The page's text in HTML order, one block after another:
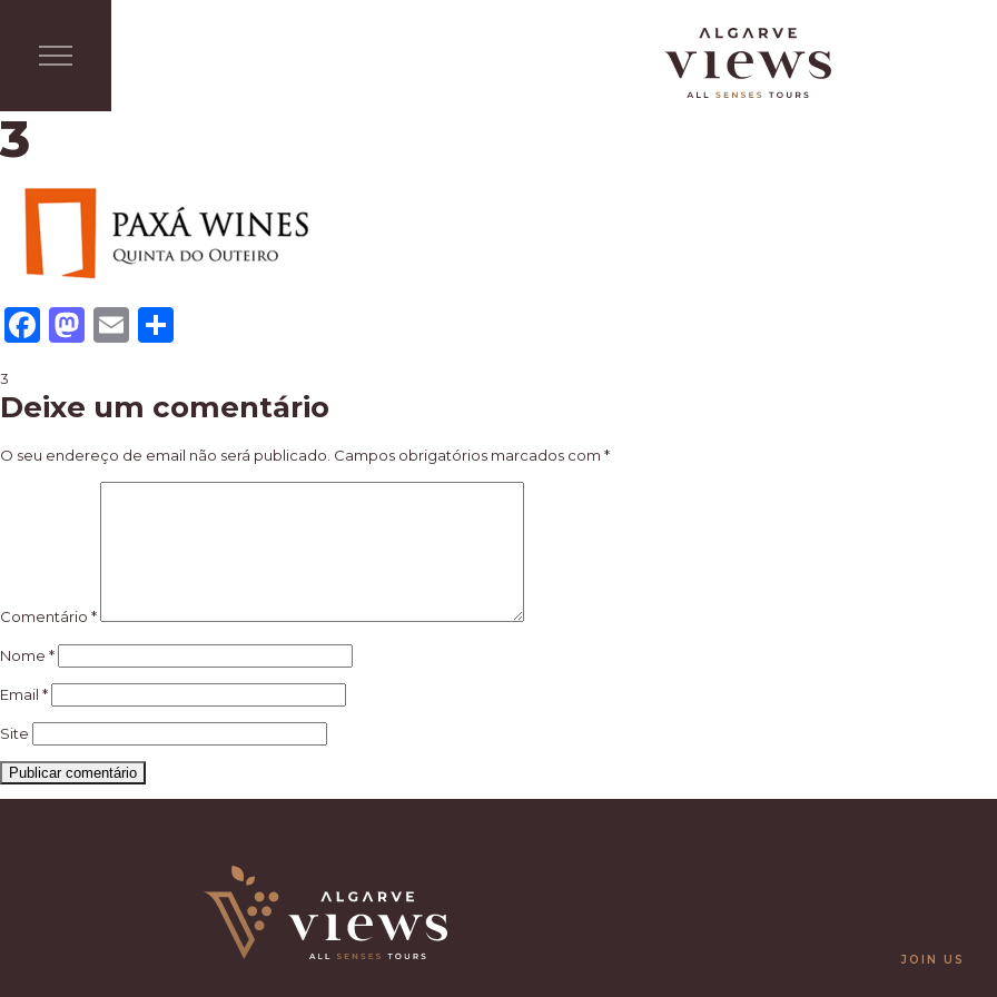
3
Facebook
Mastodon
Email
Navegação
de
artigos
3
Deixe um comentário
O seu endereço de email não será publicado. Campos obrigatórios marcados com *
Comentário *
Nome *
Email *
Site
JOIN US